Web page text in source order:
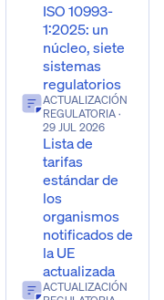
ISO 10993-
1:2025: un
núcleo, siete
sistemas
regulatorios
ACTUALIZACIÓN
REGULATORIA ·
29 JUL 2026
Lista de
tarifas
estándar de
los
organismos
notificados de
la UE
actualizada
ACTUALIZACIÓN